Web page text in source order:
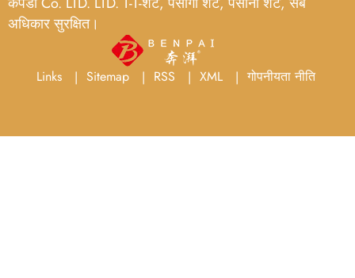
अधिकार सुरक्षित।
Links Sitemap RSS XML गोपनीयता नीति